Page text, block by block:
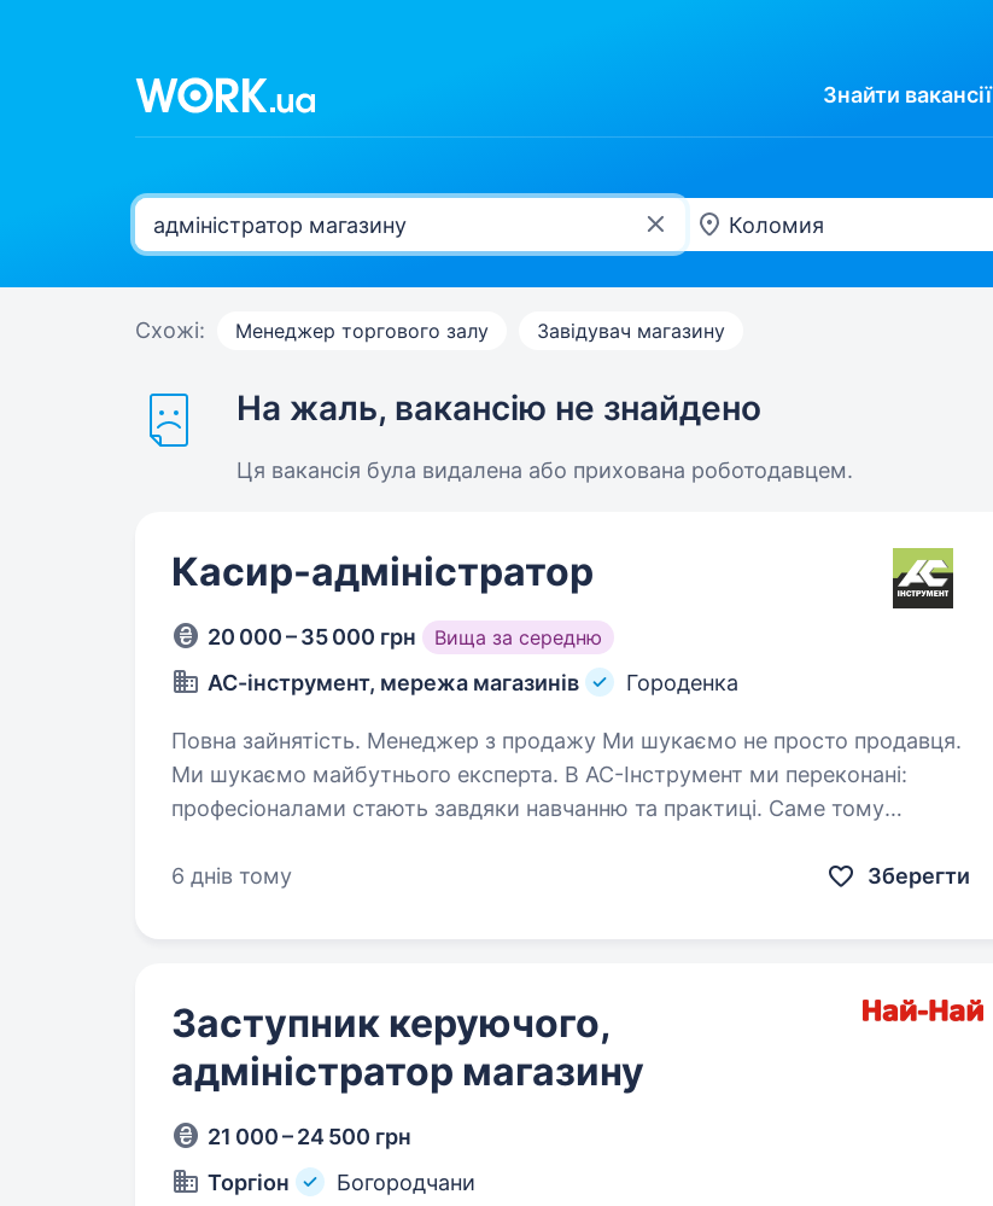
Знайти вакансії
Схожі: Менеджер торгового залу Завідувач магазину
На жаль, вакансію не знайдено
Ця вакансія була видалена або прихована роботодавцем.
Касир-адміністратор
20 000 – 35 000 грн Вища за середню
АС-інструмент, мережа магазинів Городенка
Повна зайнятість. Менеджер з продажу Ми шукаємо не просто продавця.
Ми шукаємо майбутнього експерта. В АС-Інструмент ми переконані:
професіоналами стають завдяки навчанню та практиці. Саме тому
6 днів тому
Зберегти
Заступник керуючого,
адміністратор магазину
21 000 – 24 500 грн
Торгіон
Богородчани